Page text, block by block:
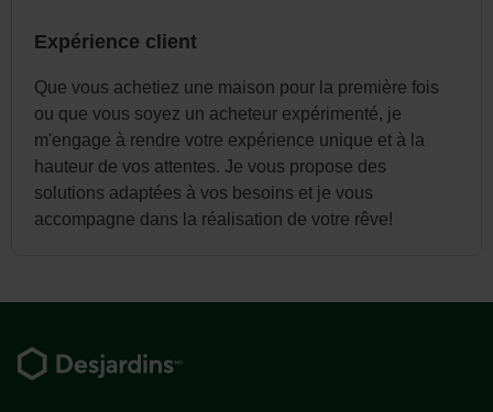
Expérience client
Que vous achetiez une maison pour la première fois
ou que vous soyez un acheteur expérimenté, je
m'engage à rendre votre expérience unique et à la
hauteur de vos attentes. Je vous propose des
solutions adaptées à vos besoins et je vous
accompagne dans la réalisation de votre rêve!
de